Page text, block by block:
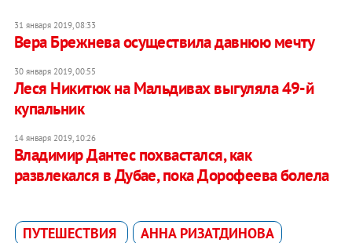
31 января 2019, 08:33
Вера Брежнева осуществила давнюю мечту
30 января 2019, 00:55
Леся Никитюк на Мальдивах выгуляла 49-й
купальник
14 января 2019, 10:26
Владимир Дантес похвастался, как
развлекался в Дубае, пока Дорофеева болела
ПУТЕШЕСТВИЯ АННА РИЗАТДИНОВА